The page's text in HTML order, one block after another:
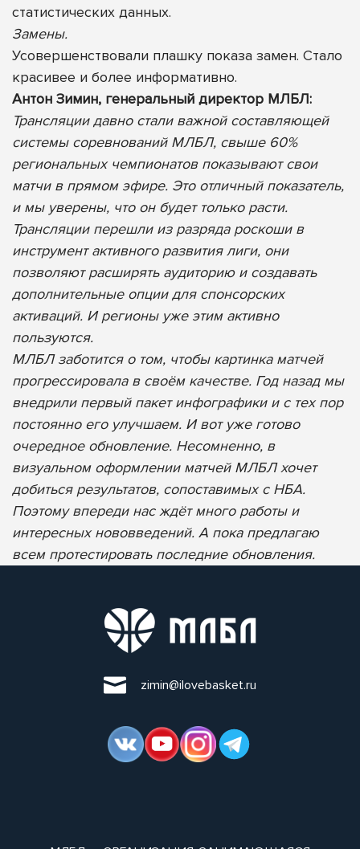
статистических данных.
Замены.
Усовершенствовали плашку показа замен. Стало
красивее и более информативно.
Антон Зимин, генеральный директор МЛБЛ:
Трансляции давно стали важной составляющей
системы соревнований МЛБЛ, свыше 60%
региональных чемпионатов показывают свои
матчи в прямом эфире. Это отличный показатель,
и мы уверены, что он будет только расти.
Трансляции перешли из разряда роскоши в
инструмент активного развития лиги, они
позволяют расширять аудиторию и создавать
дополнительные опции для спонсорских
активаций. И регионы уже этим активно
пользуются.
МЛБЛ заботится о том, чтобы картинка матчей
прогрессировала в своём качестве. Год назад мы
внедрили первый пакет инфографики и с тех пор
постоянно его улучшаем. И вот уже готово
очередное обновление. Несомненно, в
визуальном оформлении матчей МЛБЛ хочет
добиться результатов, сопоставимых с НБА.
Поэтому впереди нас ждёт много работы и
интересных нововведений. А пока предлагаю
всем протестировать последние обновления.
zimin@ilovebasket.ru